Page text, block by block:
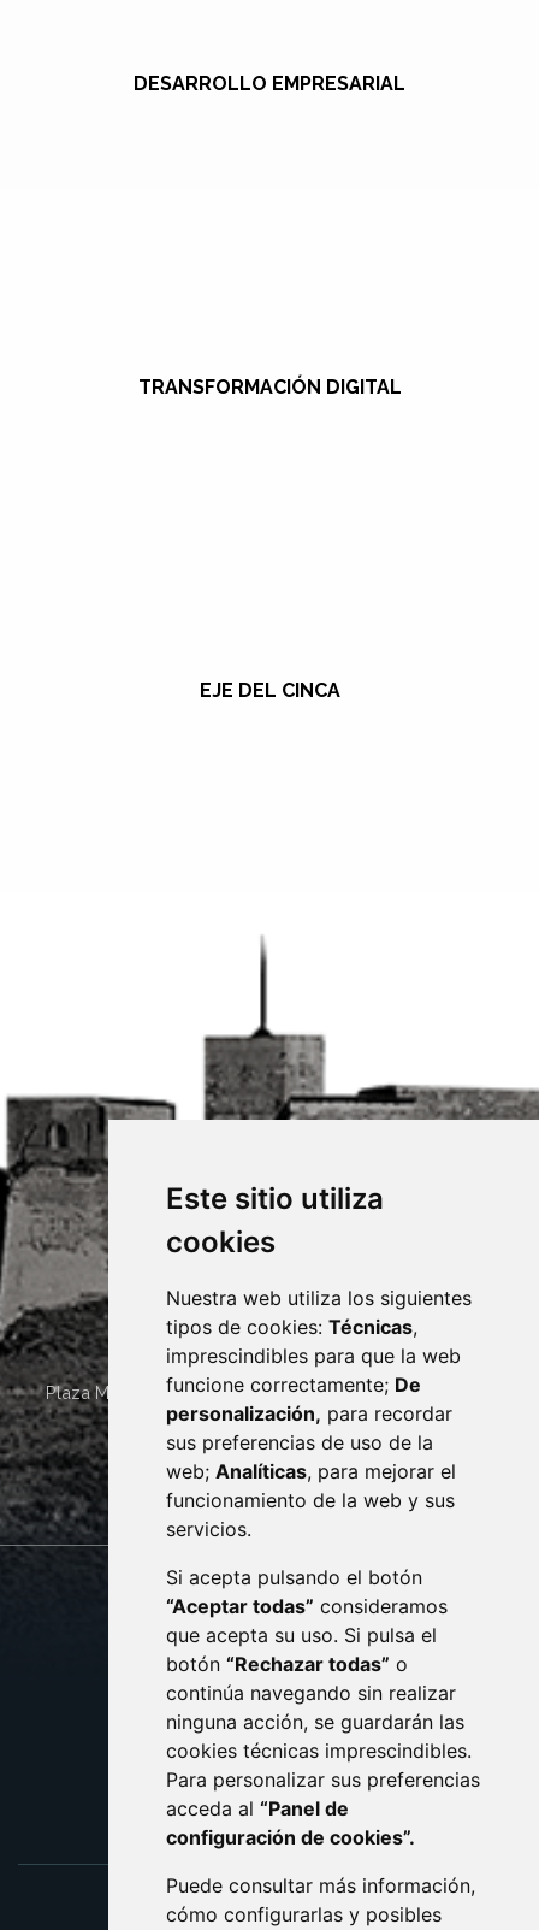
Este sitio utiliza
cookies
Nuestra web utiliza los siguientes
tipos de cookies: Técnicas,
imprescindibles para que la web
funcione correctamente; De
personalización, para recordar
sus preferencias de uso de la
web; Analíticas, para mejorar el
funcionamiento de la web y sus
servicios.
Si acepta pulsando el botón
“Aceptar todas” consideramos
que acepta su uso. Si pulsa el
botón “Rechazar todas” o
continúa navegando sin realizar
ninguna acción, se guardarán las
cookies técnicas imprescindibles.
Para personalizar sus preferencias
acceda al “Panel de
configuración de cookies”.
Puede consultar más información,
cómo configurarlas y posibles
DESARROLLO EMPRESARIAL
TRANSFORMACIÓN DIGITAL
EJE DEL CINCA
Plaza Mayor 4 22400 MONZÓN - ARAGÓN (ESPAÑA)
· (34) 974 400 700 ·
sac@monzon.es
monzon.es
CONTACTO
AVISO LEGAL
PROTECCIÓN DE DATOS
POLÍTICA DE COOKIES
ACCESIBILIDAD
ENLACE EXTERNO AL